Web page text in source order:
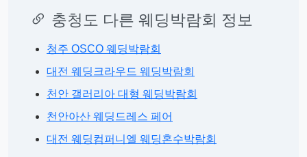
충청도 다른 웨딩박람회 정보
청주 OSCO 웨딩박람회
대전 웨딩크라우드 웨딩박람회
천안 갤러리아 대형 웨딩박람회
천안아산 웨딩드레스 페어
대전 웨딩컴퍼니엘 웨딩혼수박람회